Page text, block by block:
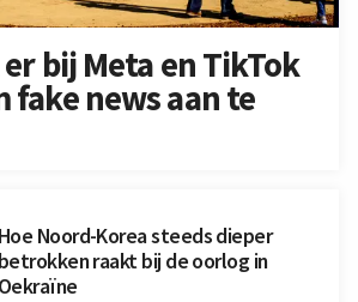
bij Meta en TikTok
fake news aan te
Hoe Noord-Korea steeds dieper
betrokken raakt bij de oorlog in
Oekraïne